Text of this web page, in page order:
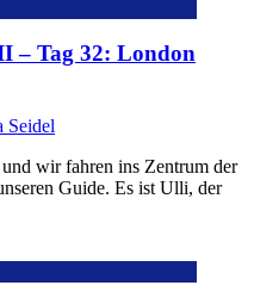
– Tag 32: London
Seidel
wir fahren ins Zentrum der
Guide. Es ist Ulli, der